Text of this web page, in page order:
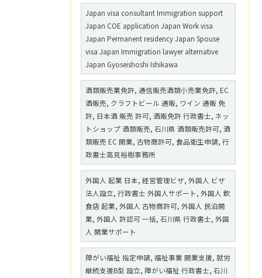
Japan visa consultant Immigration support
Japan COE application Japan Work visa
Japan Permanent residency Japan Spouse
visa Japan Immigration lawyer alternative
Japan Gyoseishoshi Ishikawa
酒類販売業免許, 通信販売酒類小売業免許, EC
酒販売, クラフトビール 通販, ワイン 通販 免
許, 日本酒 販売 許可, 酒販免許 行政書士, ネッ
トショップ 酒類販売, 石川県 酒類販売許可, 酒
類販売 EC 開業, 古物商許可, 食品衛生申請, 行
政書士高見裕樹事務所
外国人 起業 日本, 経営管理ビザ, 外国人 ビザ
法人設立, 行政書士 外国人サポート, 外国人 飲
食店 起業, 外国人 古物商許可, 外国人 民泊開
業, 外国人 許認可 一括, 石川県 行政書士, 外国
人 開業サポート
障がい福祉 指定申請, 福祉事業 開業支援, 就労
継続支援B型 設立, 障がい福祉 行政書士, 石川